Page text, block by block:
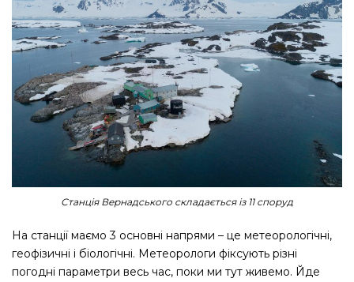
Станція Вернадського складається із 11 споруд
На станції маємо 3 основні напрями – це метеорологічні,
геофізичні і біологічні. Метеорологи фіксують різні
погодні параметри весь час, поки ми тут живемо. Йде